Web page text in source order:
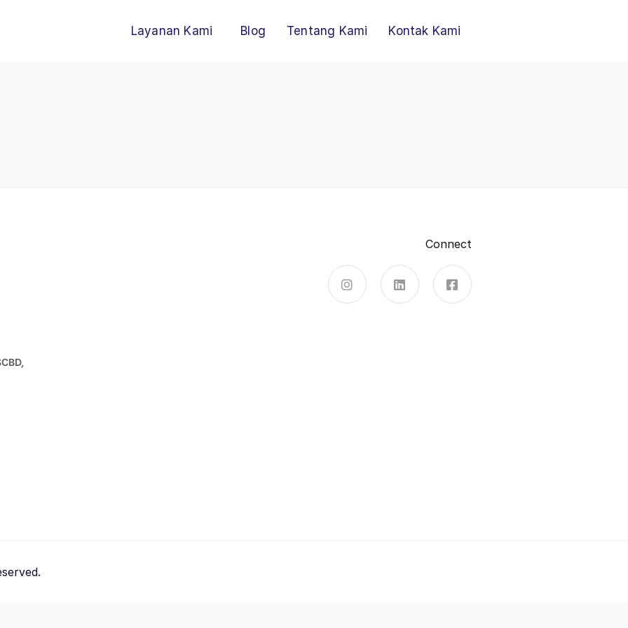
Layanan Kami Blog Tentang Kami Kontak Kami
Connect